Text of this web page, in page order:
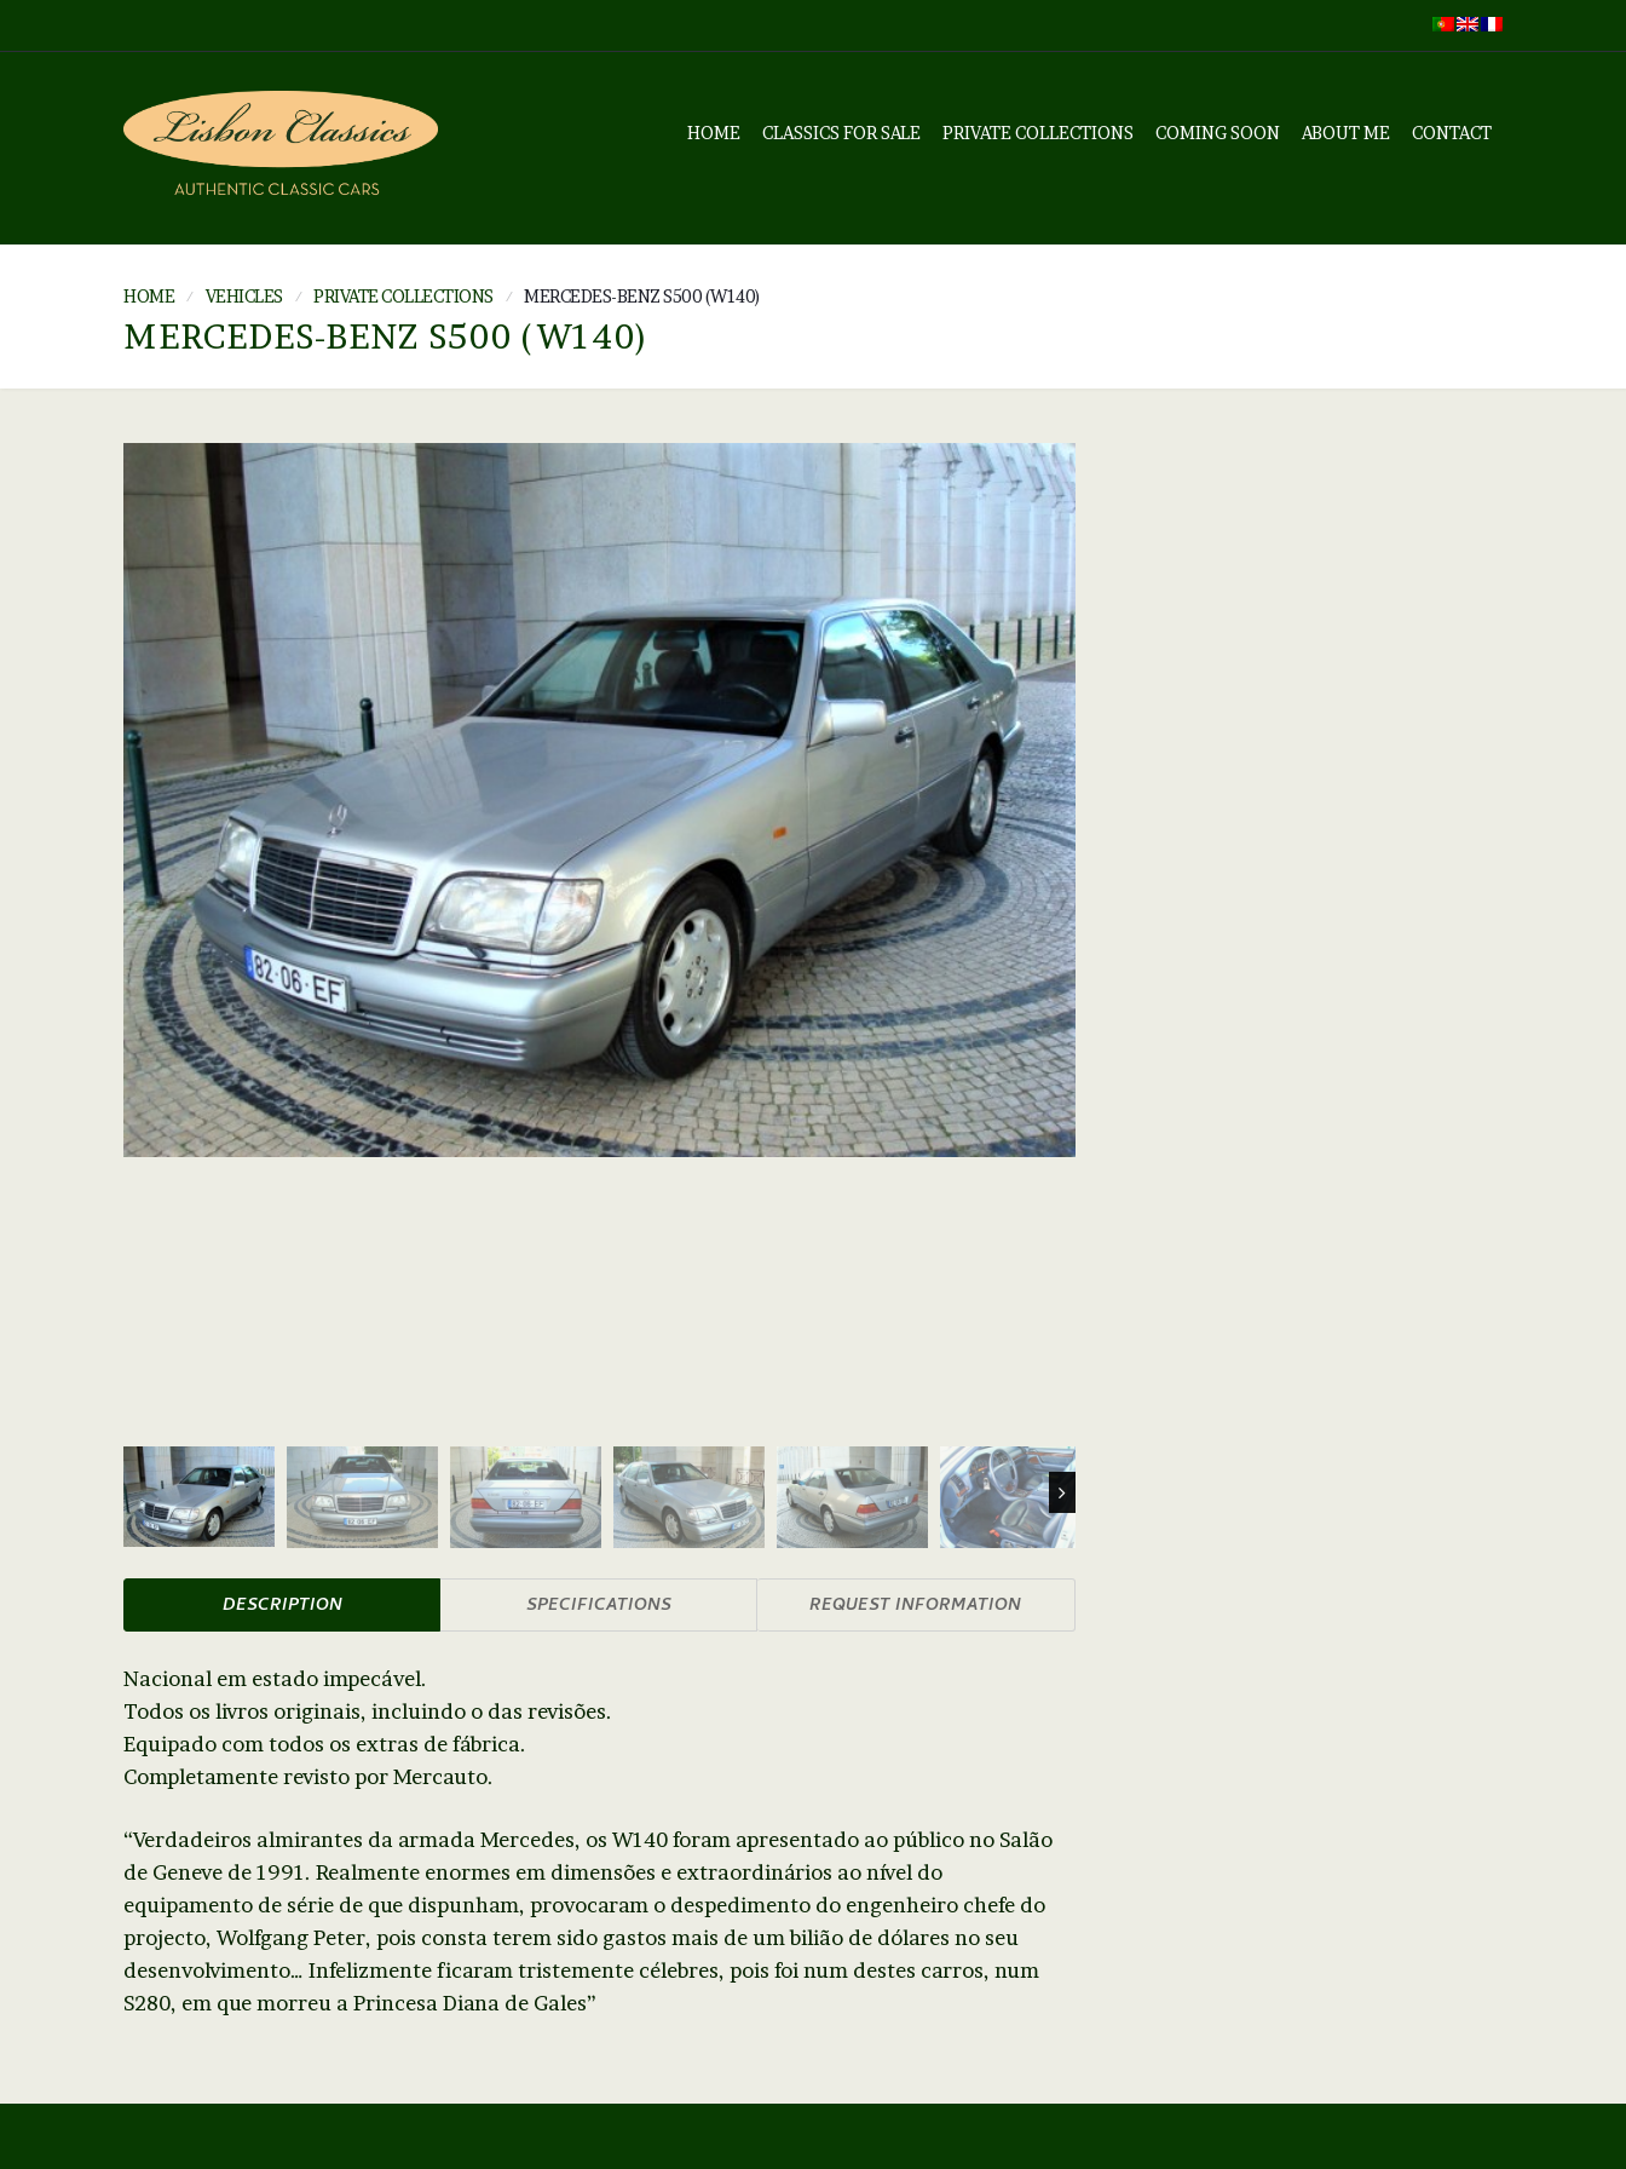
HOME CLASSICS FOR SALE PRIVATE COLLECTIONS COMING SOON ABOUT ME CONTACT
HOME VEHICLES PRIVATE COLLECTIONS MERCEDES-BENZ S500 (W140)
MERCEDES-BENZ S500 (W140)
Next
DESCRIPTION SPECIFICATIONS REQUEST INFORMATION
Nacional em estado impecável.
Todos os livros originais, incluindo o das revisões.
Equipado com todos os extras de fábrica.
Completamente revisto por Mercauto.
“Verdadeiros almirantes da armada Mercedes, os W140 foram apresentado ao público no Salão
de Geneve de 1991. Realmente enormes em dimensões e extraordinários ao nível do
equipamento de série de que dispunham, provocaram o despedimento do engenheiro chefe do
projecto, Wolfgang Peter, pois consta terem sido gastos mais de um bilião de dólares no seu
desenvolvimento… Infelizmente ficaram tristemente célebres, pois foi num destes carros, num
S280, em que morreu a Princesa Diana de Gales”